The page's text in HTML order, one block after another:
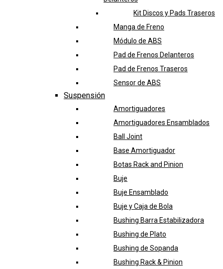
Kit Discos y Pads Traseros
Manga de Freno
Módulo de ABS
Pad de Frenos Delanteros
Pad de Frenos Traseros
Sensor de ABS
Suspensión
Amortiguadores
Amortiguadores Ensamblados
Ball Joint
Base Amortiguador
Botas Rack and Pinion
Buje
Buje Ensamblado
Buje y Caja de Bola
Bushing Barra Estabilizadora
Bushing de Plato
Bushing de Sopanda
Bushing Rack & Pinion